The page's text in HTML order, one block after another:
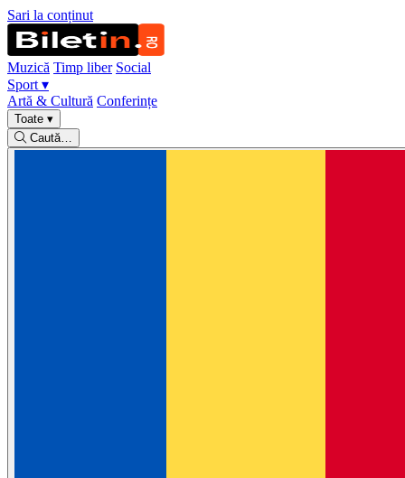
Sari la conținut
Muzică Timp liber Social
Sport ▾
Artă & Cultură Conferințe
Toate ▾
Caută…